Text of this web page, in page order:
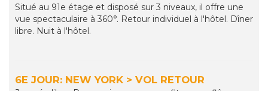
Situé au 91e étage et disposé sur 3 niveaux, il offre une
vue spectaculaire à 360°. Retour individuel à l'hôtel. Dîner
libre. Nuit à l'hôtel.
6E JOUR: NEW YORK > VOL RETOUR